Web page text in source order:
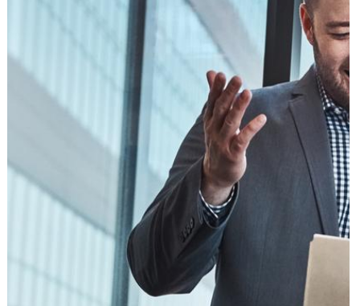
דיני תעבורה
מקרקעין נדל"ן
הוצאה לפועל
פלילי
משפט מסחרי
משפט אזרחי
רשלנות רפואית